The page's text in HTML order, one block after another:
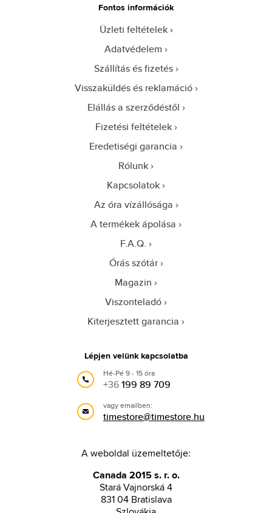
Fontos információk
Üzleti feltételek
Adatvédelem
Szállítás és fizetés
Visszaküldés és reklamáció
Elállás a szerződéstől
Fizetési feltételek
Eredetiségi garancia
Rólunk
Kapcsolatok
Az óra vízállósága
A termékek ápolása
F.A.Q.
Órás szótár
Magazin
Viszonteladó
Kiterjesztett garancia
Lépjen velünk kapcsolatba
Hé-Pé 9 - 15 óra
+36199 89 709
vagy emailben:
timestore@timestore.hu
A weboldal üzemeltetője:
Canada 2015 s. r. o.
Stará Vajnorská 4
831 04 Bratislava